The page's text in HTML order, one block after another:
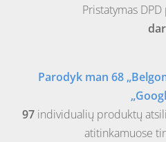
Pristatymas
Parodyk man 68
97 individualių produktų
atitinkamuose